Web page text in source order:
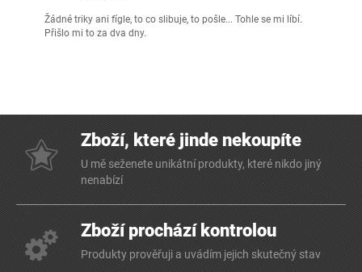
Žádné triky ani fígle, to co slibuje, to pošle... Tohle se mi líbí.
Přišlo mi to za dva dny.
Zboží, které jinde nekoupíte
U mě seženete unikátní produkty, které nikdo jiný
nenabízí
Zboží prochází kontrolou
Produkty prověřuji a uvádím jejich skutečný stav